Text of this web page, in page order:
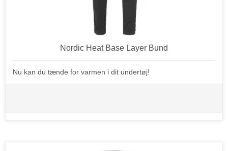
Nordic Heat Base Layer Bund
Nu kan du tænde for varmen i dit undertøj!